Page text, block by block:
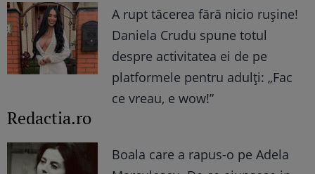
A rupt tăcerea fără nicio rușine!
Daniela Crudu spune totul
despre activitatea ei de pe
platformele pentru adulți: „Fac
ce vreau, e wow!”
Redactia.ro
Boala care a rapus-o pe Adela